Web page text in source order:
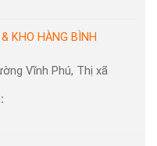
KHO HÀNG BÌNH
Vĩnh Phú, Thị xã